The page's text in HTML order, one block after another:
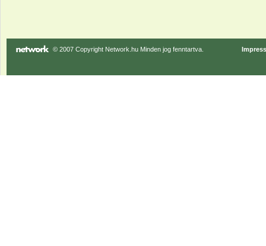
© 2007 Copyright Network.hu Minden jog fenntartva.